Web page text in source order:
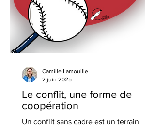
Le conflit, une forme de
coopération
Un conflit sans cadre est un terrain
Camille Lamouille
2 juin 2025